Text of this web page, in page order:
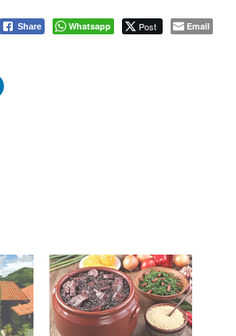
Share Whatsapp Post Email